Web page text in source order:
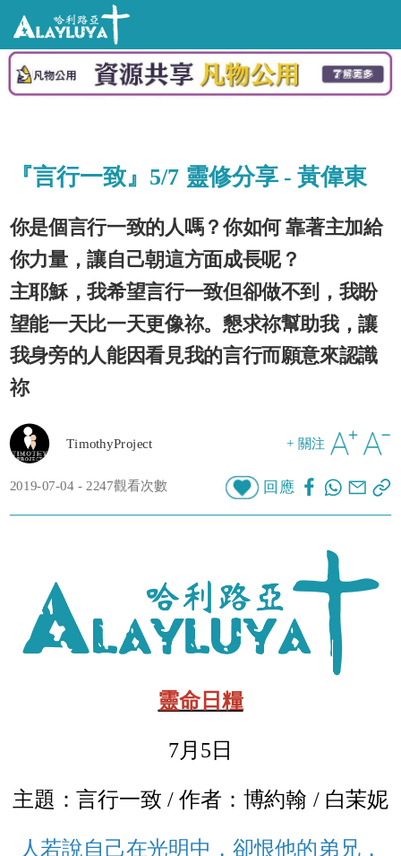
『言行一致』5/7 靈修分享 - 黃偉東
你是個言行一致的人嗎？你如何 靠著主加給
你力量，讓自己朝這方面成長呢？
主耶穌，我希望言行一致但卻做不到，我盼
望能一天比一天更像祢。懇求祢幫助我，讓
我身旁的人能因看見我的言行而願意來認識
祢
+ 關注
TimothyProject
2019-07-04 - 2247觀看次數 回應
靈命日糧
7月5日
主題：言行一致 / 作者：博約翰 / 白茉妮
人若說自己在光明中，卻恨他的弟兄，